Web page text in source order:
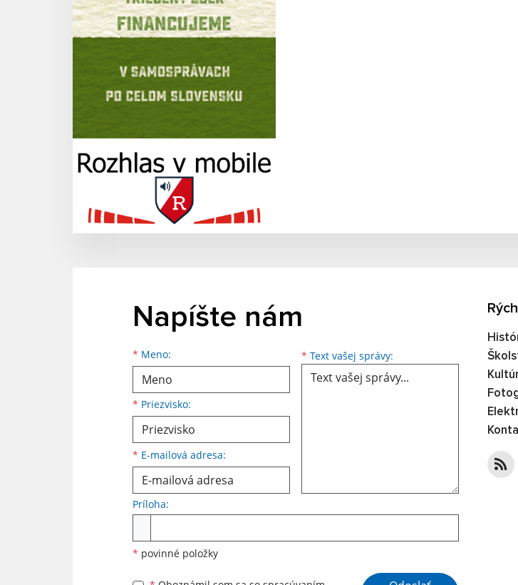
Napíšte nám
* Meno:
Meno
* Priezvisko:
Priezvisko
* E-mailová adresa:
E-mailová adresa * Text vašej správy: Text vašej správy...
Príloha:
* povinné položky
Google reCaptcha Response